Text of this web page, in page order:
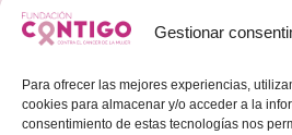
Gestionar
Para ofrecer las mejores experiencias,
cookies para almacenar y/o acceder a la
consentimiento de estas tecnologías nos
Actualidad
Beneficios Fiscales